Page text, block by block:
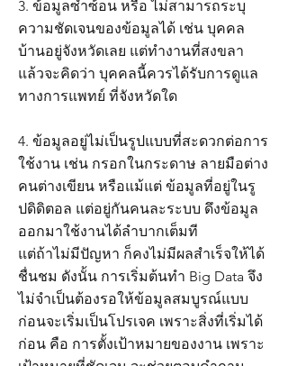
3. ข้อมูลซ้ำซ้อน หรือ ไม่สามารถระบุ
ความชัดเจนของข้อมูลได้ เช่น บุคคล
บ้านอยู่จังหวัดเลย แต่ทำงานที่สงขลา
แล้วจะคิดว่า บุคคลนี้ควรได้รับการดูแล
ทางการแพทย์ ที่จังหวัดใด
4. ข้อมูลอยู่ไม่เป็นรูปแบบที่สะดวกต่อการ
ใช้งาน เช่น กรอกในกระดาษ ลายมือต่าง
คนต่างเขียน หรือแม้แต่ ข้อมูลที่อยู่ในรู
ปดิดิตอล แต่อยู่กันคนละระบบ ดึงข้อมูล
ออกมาใช้งานได้ลำบากเต็มที
แต่ถ้าไม่มีปัญหา ก็คงไม่มีผลสำเร็จให้ได้
ชื่นชม ดังนั้น การเริ่มต้นทำ Big Data จึง
ไม่จำเป็นต้องรอให้ข้อมูลสมบูรณ์แบบ
ก่อนจะเริ่มเป็นโปรเจค เพราะสิ่งที่เริ่มได้
ก่อน คือ การตั้งเป้าหมายของงาน เพราะ